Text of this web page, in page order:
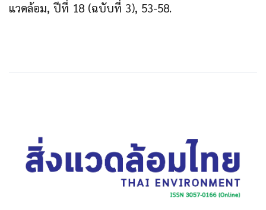
แวดล้อม, ปีที่ 18 (ฉบับที่ 3), 53-58.